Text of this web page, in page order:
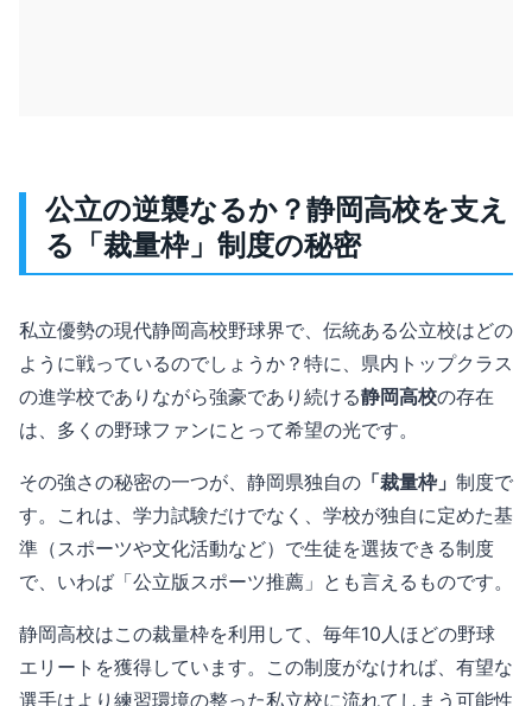
公立の逆襲なるか？静岡高校を支え
る「裁量枠」制度の秘密
私立優勢の現代静岡高校野球界で、伝統ある公立校はどの
ように戦っているのでしょうか？特に、県内トップクラス
の進学校でありながら強豪であり続ける静岡高校の存在
は、多くの野球ファンにとって希望の光です。
その強さの秘密の一つが、静岡県独自の 「裁量枠」 制度で
す。これは、学力試験だけでなく、学校が独自に定めた基
準（スポーツや文化活動など）で生徒を選抜できる制度
で、いわば「公立版スポーツ推薦」とも言えるものです。
静岡高校はこの裁量枠を利用して、毎年10人ほどの野球
エリートを獲得しています。この制度がなければ、有望な
選手はより練習環境の整った私立校に流れてしまう可能性